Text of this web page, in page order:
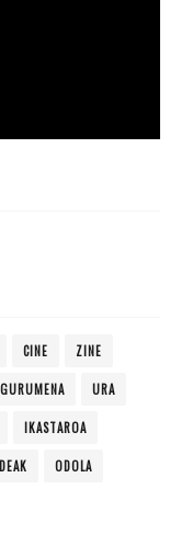
CINE ZINE
URA
IKASTAROA
ODOLA